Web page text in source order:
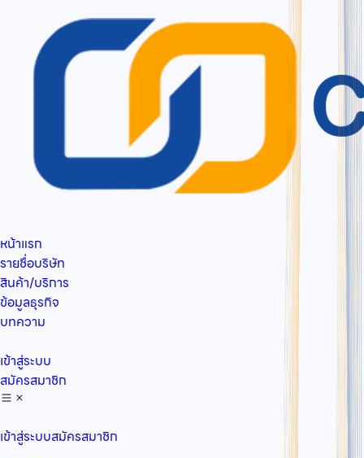
หน้าแรก
รายชื่อบริษัท
สินค้า/บริการ
ข้อมูลธุรกิจ
บทความ
เข้าสู่ระบบ
สมัครสมาชิก
เข้าสู่ระบบสมัครสมาชิก